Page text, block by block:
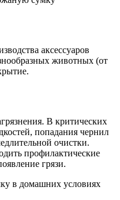
аксессуаров
животных (от
В критических
попадания чернил
очистки.
профилактические
грязи.